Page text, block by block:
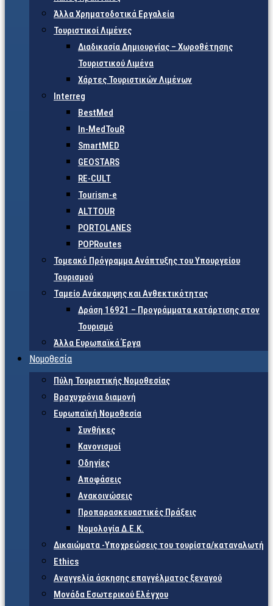
Άλλα Χρηματοδοτικά Εργαλεία
Τουριστικοί Λιμένες
Διαδικασία Δημιουργίας – Χωροθέτησης
Τουριστικού Λιμένα
Χάρτες Τουριστικών Λιμένων
Interreg
BestMed
In-MedTouR
SmartMED
GEOSTARS
RE-CULT
Tourism-e
ALTTOUR
PORTOLANES
POPRoutes
Τομεακό Πρόγραμμα Ανάπτυξης του Υπουργείου
Τουρισμού
Ταμείο Ανάκαμψης και Ανθεκτικότητας
Δράση 16921 – Προγράμματα κατάρτισης στον
Τουρισμό
Άλλα Ευρωπαϊκά Έργα
Νομοθεσία
Πύλη Τουριστικής Νομοθεσίας
Βραχυχρόνια διαμονή
Ευρωπαϊκή Νομοθεσία
Συνθήκες
Κανονισμοί
Οδηγίες
Αποφάσεις
Ανακοινώσεις
Προπαρασκευαστικές Πράξεις
Νομολογία Δ.Ε.Κ.
Δικαιώματα -Υποχρεώσεις του τουρίστα/καταναλωτή
Ethics
Αναγγελία άσκησης επαγγέλματος ξεναγού
Μονάδα Εσωτερικού Ελέγχου